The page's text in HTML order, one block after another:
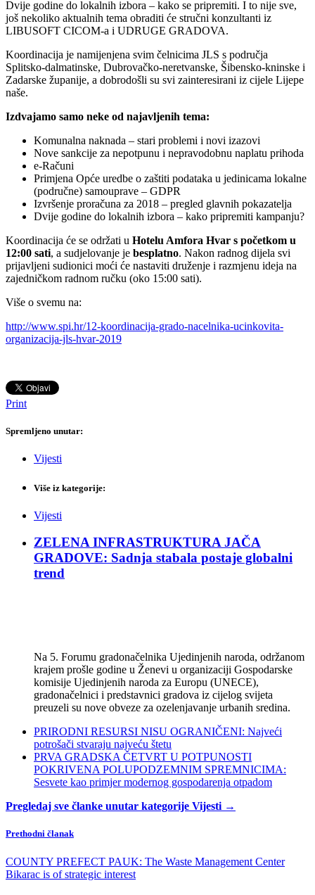
Dvije godine do lokalnih izbora – kako se pripremiti. I to nije sve,
još nekoliko aktualnih tema obraditi će stručni konzultanti iz
LIBUSOFT CICOM-a i UDRUGE GRADOVA.
Koordinacija je namijenjena svim čelnicima JLS s područja
Splitsko-dalmatinske, Dubrovačko-neretvanske, Šibensko-kninske i
Zadarske županije, a dobrodošli su svi zainteresirani iz cijele Lijepe
naše.
Izdvajamo samo neke od najavljenih tema:
Komunalna naknada – stari problemi i novi izazovi
Nove sankcije za nepotpunu i nepravodobnu naplatu prihoda
e-Računi
Primjena Opće uredbe o zaštiti podataka u jedinicama lokalne
(područne) samouprave – GDPR
Izvršenje proračuna za 2018 – pregled glavnih pokazatelja
Dvije godine do lokalnih izbora – kako pripremiti kampanju?
Koordinacija će se održati u Hotelu Amfora Hvar s početkom u
12:00 sati, a sudjelovanje je besplatno. Nakon radnog dijela svi
prijavljeni sudionici moći će nastaviti druženje i razmjenu ideja na
zajedničkom radnom ručku (oko 15:00 sati).
Više o svemu na:
http://www.spi.hr/12-koordinacija-grado-nacelnika-ucinkovita-
organizacija-jls-hvar-2019
Print
Spremljeno unutar:
Vijesti
Više iz kategorije:
Vijesti
ZELENA INFRASTRUKTURA JAČA
GRADOVE: Sadnja stabala postaje globalni
trend
Na 5. Forumu gradonačelnika Ujedinjenih naroda, održanom
krajem prošle godine u Ženevi u organizaciji Gospodarske
komisije Ujedinjenih naroda za Europu (UNECE),
gradonačelnici i predstavnici gradova iz cijelog svijeta
preuzeli su nove obveze za ozelenjavanje urbanih sredina.
PRIRODNI RESURSI NISU OGRANIČENI: Najveći
potrošači stvaraju najveću štetu
PRVA GRADSKA ČETVRT U POTPUNOSTI
POKRIVENA POLUPODZEMNIM SPREMNICIMA:
Sesvete kao primjer modernog gospodarenja otpadom
Pregledaj sve članke unutar kategorije Vijesti →
Prethodni članak
COUNTY PREFECT PAUK: The Waste Management Center
Bikarac is of strategic interest